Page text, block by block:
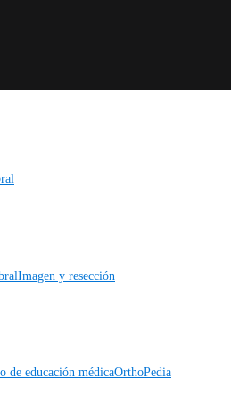
Imagen y resección
de educación médicaOrthoPedia